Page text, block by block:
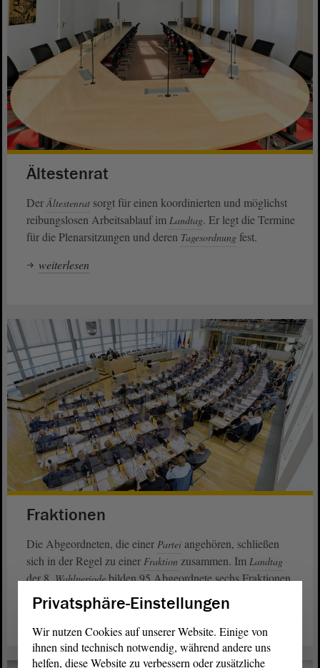
Ältestenrat
DerÄltestenrat sorgt für einen koordinierten und möglichst
reibungslosen Arbeitsablauf im Landtag. Er legt die Termine
für die Plenarsitzungen und deren Tagesordnung fest.
weiterlesen
Fraktionen
Die Abgeordneten, die einer Partei angehören, schließen
sich in der Regel zu einer Fraktion zusammen. Im Landtag
der 8.Wahlperiodebilden 95 Abgeordnete sechs Fraktionen.
weiterlesen
Privatsphäre-Einstellungen
Wir nutzen Cookies auf unserer Website. Einige von
ihnen sind technisch notwendig, während andere uns
helfen, diese Website zu verbessern oder zusätzliche